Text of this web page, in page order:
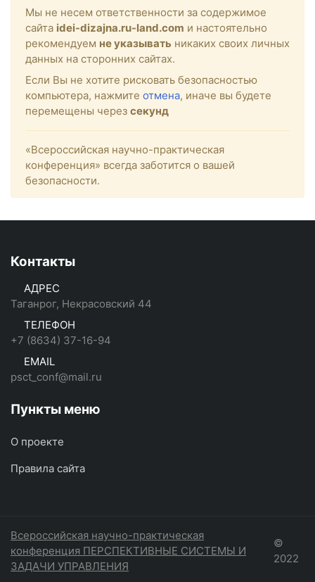
Мы не несем ответственности за содержимое
сайта idei-dizajna.ru-land.com и настоятельно
рекомендуем не указывать никаких своих личных
данных на сторонних сайтах.
Если Вы не хотите рисковать безопасностью
компьютера, нажмите отмена, иначе вы будете
перемещены через секунд
«Всероссийская научно-практическая
конференция» всегда заботится о вашей
безопасности.
Контакты
АДРЕС
Таганрог, Некрасовский 44
ТЕЛЕФОН
+7 (8634) 37-16-94
EMAIL
psct_conf@mail.ru
Пункты меню
О проекте
Правила сайта
Всероссийская научно-практическая
конференция ПЕРСПЕКТИВНЫЕ СИСТЕМЫ И
ЗАДАЧИ УПРАВЛЕНИЯ
©
2022